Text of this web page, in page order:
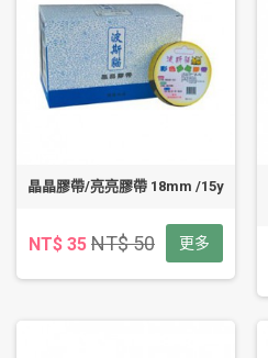
晶晶膠帶/亮亮膠帶 18mm /15y
NT$ 35 NT$ 50 更多